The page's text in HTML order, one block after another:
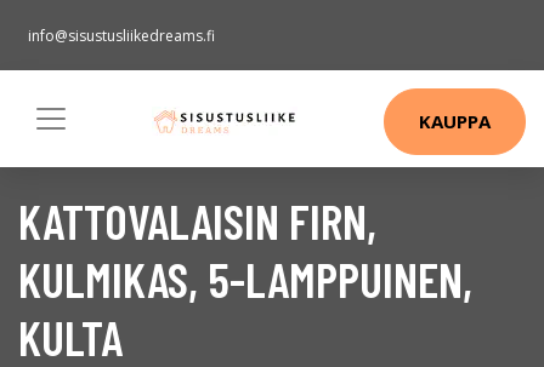
info@sisustusliikedreams.fi
KAUPPA
KATTOVALAISIN FIRN,
KULMIKAS, 5-LAMPPUINEN,
KULTA